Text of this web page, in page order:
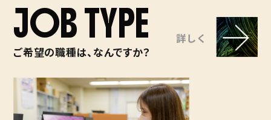
JOB TYPE
ご希望の職種は、なんですか？